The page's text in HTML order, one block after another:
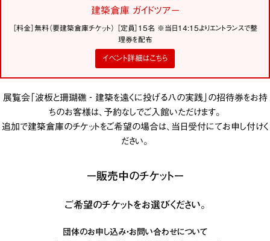
建築倉庫 ガイドツアー
［料金］無料（要建築倉庫チケット） ［定員］15名 ※当日14:15よりエントランスで整
理券を配布
イベント詳細はこちら
展覧会「波板と珊瑚礁 ‐ 建築を遠くに投げる八の実践」の招待券をお持
ちのお客様は、予約なしでご入館いただけます。
追加で建築倉庫のチケットをご希望の場合は、当日受付にてお申し付けく
ださい。
ー販売中のチケットー
ご希望のチケットをお選びください。
団体のお申し込み・お問い合わせについて